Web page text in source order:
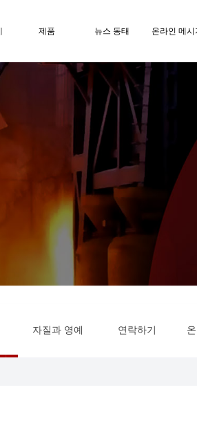
제품 뉴스 동태 온라인 메시
자질과 영예 연락하기